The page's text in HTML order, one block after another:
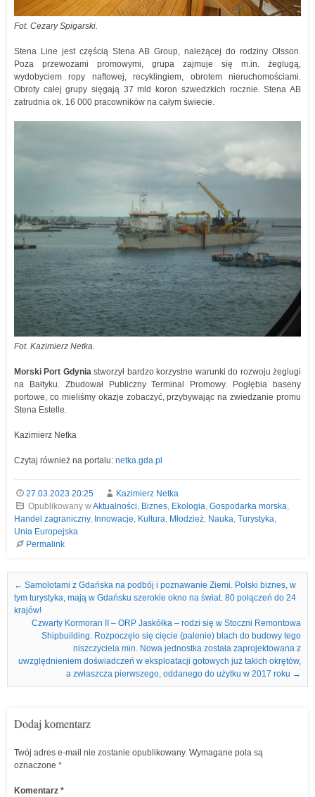
Fot. Cezary Spigarski.
Stena Line jest częścią Stena AB Group, należącej do rodziny Olsson.
Poza przewozami promowymi, grupa zajmuje się m.in. żeglugą,
wydobyciem ropy naftowej, recyklingiem, obrotem nieruchomościami.
Obroty całej grupy sięgają 37 mld koron szwedzkich rocznie. Stena AB
zatrudnia ok. 16 000 pracowników na całym świecie.
Fot. Kazimierz Netka.
Morski Port Gdyniastworzył bardzo korzystne warunki do rozwoju żeglugi
na Bałtyku. Zbudował Publiczny Terminal Promowy. Pogłębia baseny
portowe, co mieliśmy okazje zobaczyć, przybywając na zwiedzanie promu
Stena Estelle.
Kazimierz Netka
Czytaj również na portalu: netka.gda.pl
27.03.2023 20:25
Kazimierz Netka
Opublikowany wAktualności, Biznes, Ekologia, Gospodarka morska,
Handel zagraniczny, Innowacje, Kultura, Młodzież, Nauka, Turystyka,
Unia Europejska
Permalink
Nawigacja we wpisach
← Samolotami z Gdańska na podbój i poznawanie Ziemi. Polski biznes, w
tym turystyka, mają w Gdańsku szerokie okno na świat. 80 połączeń do 24
krajów!
Czwarty Kormoran II – ORP Jaskółka – rodzi się w Stoczni Remontowa
Shipbuilding. Rozpoczęło się cięcie (palenie) blach do budowy tego
niszczyciela min. Nowa jednostka została zaprojektowana z
uwzględnieniem doświadczeń w eksploatacji gotowych już takich okrętów,
a zwłaszcza pierwszego, oddanego do użytku w 2017 roku →
Dodaj komentarz
Twój adres e-mail nie zostanie opublikowany. Wymagane pola są
oznaczone *
Komentarz *